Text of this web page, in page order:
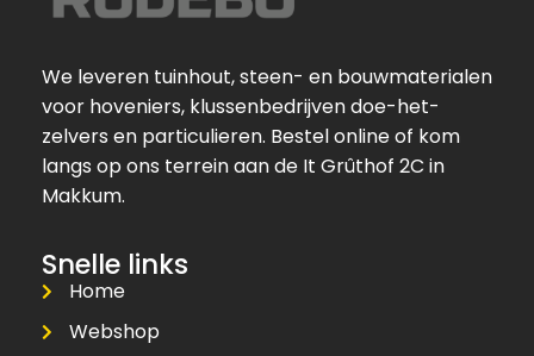
We leveren tuinhout, steen- en bouwmaterialen
voor hoveniers, klussenbedrijven doe-het-
zelvers en particulieren. Bestel online of kom
langs op ons terrein aan de It Grûthof 2C in
Makkum.
Snelle links
Home
Webshop